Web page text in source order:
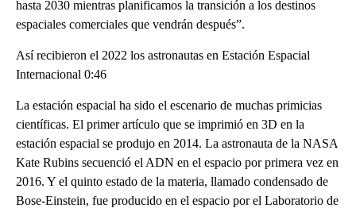
hasta 2030 mientras planificamos la transición a los destinos
espaciales comerciales que vendrán después”.
Así recibieron el 2022 los astronautas en Estación Espacial
Internacional 0:46
La estación espacial ha sido el escenario de muchas primicias
científicas. El primer artículo que se imprimió en 3D en la
estación espacial se produjo en 2014. La astronauta de la NASA
Kate Rubins secuenció el ADN en el espacio por primera vez en
2016. Y el quinto estado de la materia, llamado condensado de
Bose-Einstein, fue producido en el espacio por el Laboratorio de